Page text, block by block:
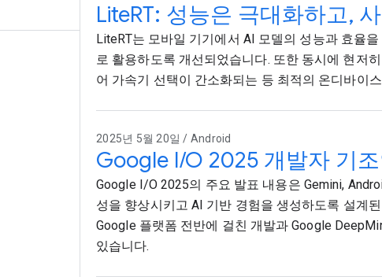
LiteRT: 성능은 극대화하고,
LiteRT는 모바일 기기에서 AI 모델의 성능과 효율
로 활용하도록 개선되었습니다. 또한 동시에 현저
어 가속기 선택이 간소화되는 등 최적의 온디바이
2025년 5월 20일 / Android
Google I/O 2025 개발자 기
Google I/O 2025의 주요 발표 내용은 Gemini,
성을 향상시키고 AI 기반 경험을 생성하도록 설계
Google 플랫폼 전반에 걸친 개발과 Google
있습니다.